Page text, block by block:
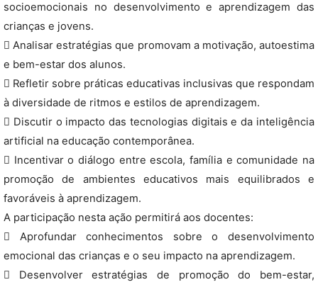
socioemocionais no desenvolvimento e aprendizagem das
crianças e jovens.
 Analisar estratégias que promovam a motivação, autoestima
e bem-estar dos alunos.
 Refletir sobre práticas educativas inclusivas que respondam
à diversidade de ritmos e estilos de aprendizagem.
 Discutir o impacto das tecnologias digitais e da inteligência
artificial na educação contemporânea.
 Incentivar o diálogo entre escola, família e comunidade na
promoção de ambientes educativos mais equilibrados e
favoráveis à aprendizagem.
A participação nesta ação permitirá aos docentes:
 Aprofundar conhecimentos sobre o desenvolvimento
emocional das crianças e o seu impacto na aprendizagem.
 Desenvolver estratégias de promoção do bem-estar,